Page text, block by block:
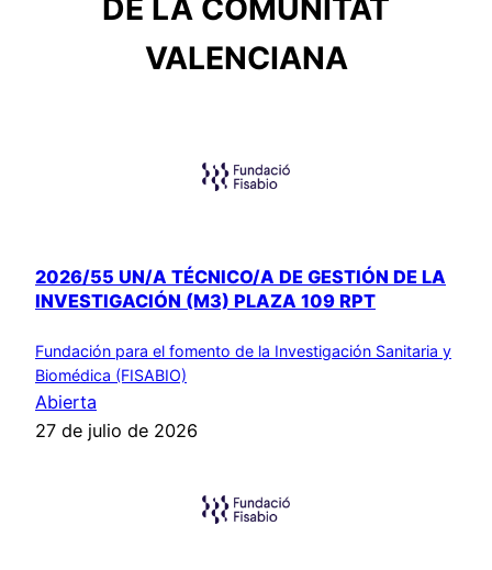
DE LA COMUNITAT
VALENCIANA
2026/55 UN/A TÉCNICO/A DE GESTIÓN DE LA
INVESTIGACIÓN (M3) PLAZA 109 RPT
Fundación para el fomento de la Investigación Sanitaria y
Biomédica (FISABIO)
Abierta
27 de julio de 2026